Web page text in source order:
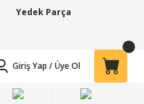
Yedek Parça
Giriş Yap /Üye Ol